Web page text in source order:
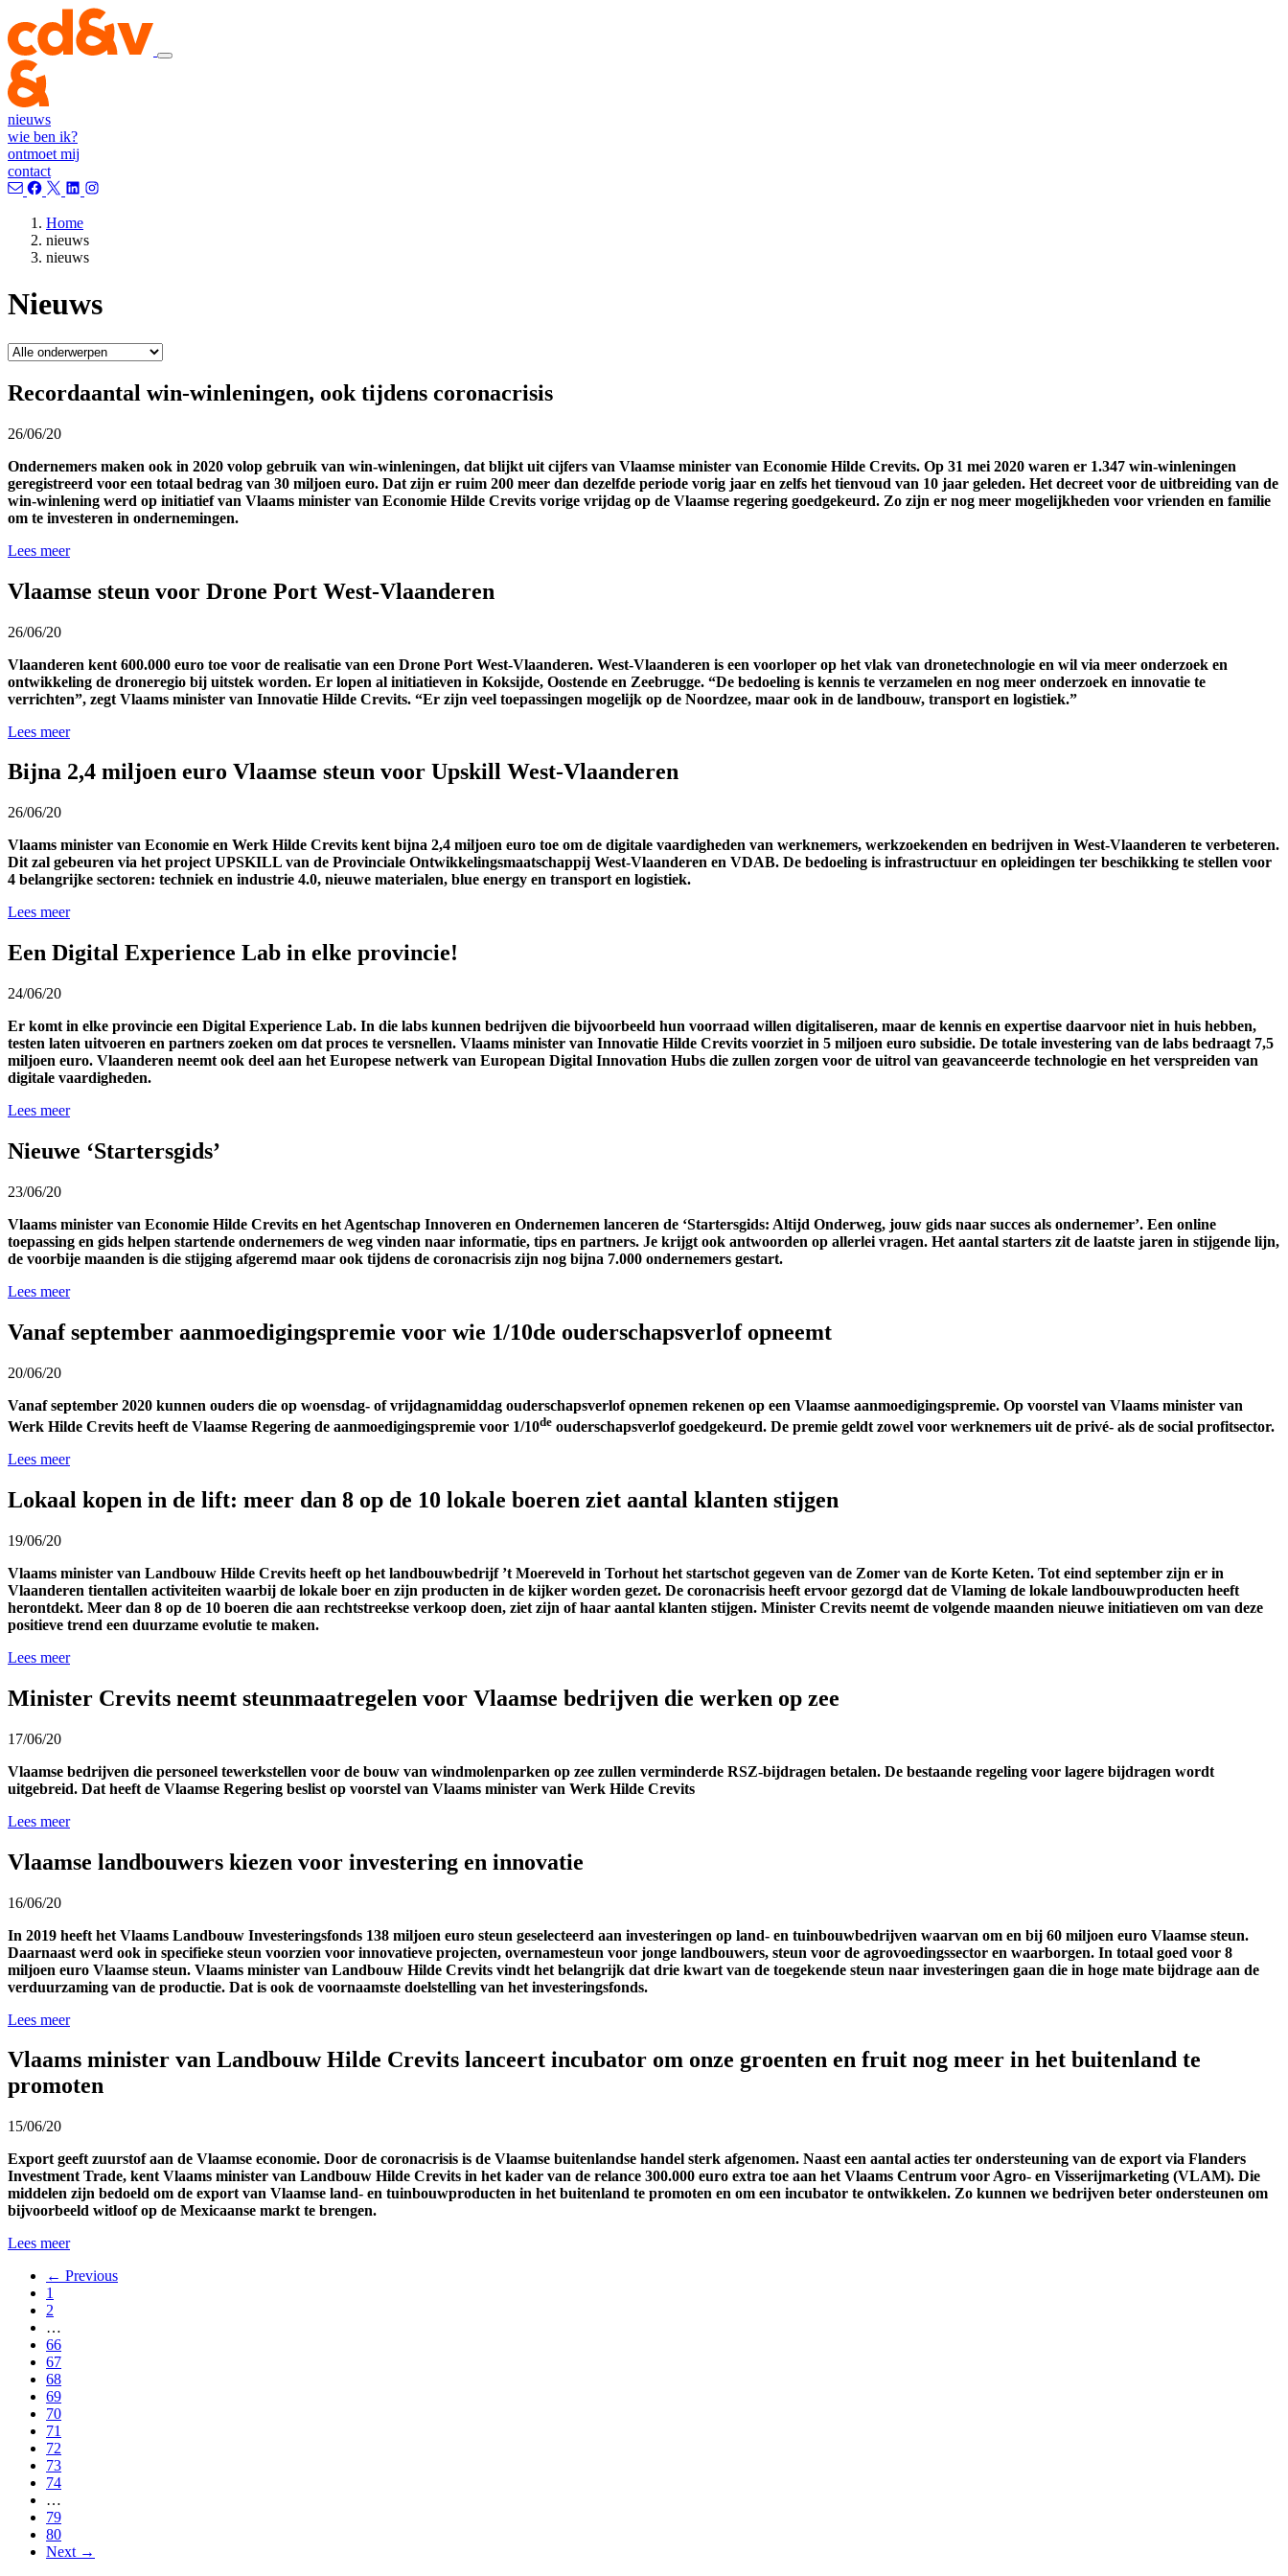
nieuws
wie ben ik?
ontmoet mij
contact
Home
nieuws
nieuws
Nieuws
Recordaantal win-winleningen, ook tijdens coronacrisis
26/06/20
Ondernemers maken ook in 2020 volop gebruik van win-winleningen, dat blijkt uit cijfers van Vlaamse minister van Economie Hilde Crevits. Op 31 mei 2020 waren er 1.347 win-winleningen
geregistreerd voor een totaal bedrag van 30 miljoen euro. Dat zijn er ruim 200 meer dan dezelfde periode vorig jaar en zelfs het tienvoud van 10 jaar geleden. Het decreet voor de uitbreiding van de
win-winlening werd op initiatief van Vlaams minister van Economie Hilde Crevits vorige vrijdag op de Vlaamse regering goedgekeurd. Zo zijn er nog meer mogelijkheden voor vrienden en familie
om te investeren in ondernemingen.
Lees meer
Vlaamse steun voor Drone Port West-Vlaanderen
26/06/20
Vlaanderen kent 600.000 euro toe voor de realisatie van een Drone Port West-Vlaanderen. West-Vlaanderen is een voorloper op het vlak van dronetechnologie en wil via meer onderzoek en
ontwikkeling de droneregio bij uitstek worden. Er lopen al initiatieven in Koksijde, Oostende en Zeebrugge. “De bedoeling is kennis te verzamelen en nog meer onderzoek en innovatie te
verrichten”, zegt Vlaams minister van Innovatie Hilde Crevits. “Er zijn veel toepassingen mogelijk op de Noordzee, maar ook in de landbouw, transport en logistiek.”
Lees meer
Bijna 2,4 miljoen euro Vlaamse steun voor Upskill West-Vlaanderen
26/06/20
Vlaams minister van Economie en Werk Hilde Crevits kent bijna 2,4 miljoen euro toe om de digitale vaardigheden van werknemers, werkzoekenden en bedrijven in West-Vlaanderen te verbeteren.
Dit zal gebeuren via het project UPSKILL van de Provinciale Ontwikkelingsmaatschappij West-Vlaanderen en VDAB. De bedoeling is infrastructuur en opleidingen ter beschikking te stellen voor
4 belangrijke sectoren: techniek en industrie 4.0, nieuwe materialen, blue energy en transport en logistiek.
Lees meer
Een Digital Experience Lab in elke provincie!
24/06/20
Er komt in elke provincie een Digital Experience Lab. In die labs kunnen bedrijven die bijvoorbeeld hun voorraad willen digitaliseren, maar de kennis en expertise daarvoor niet in huis hebben,
testen laten uitvoeren en partners zoeken om dat proces te versnellen. Vlaams minister van Innovatie Hilde Crevits voorziet in 5 miljoen euro subsidie. De totale investering van de labs bedraagt 7,5
miljoen euro. Vlaanderen neemt ook deel aan het Europese netwerk van European Digital Innovation Hubs die zullen zorgen voor de uitrol van geavanceerde technologie en het verspreiden van
digitale vaardigheden.
Lees meer
Nieuwe ‘Startersgids’
23/06/20
Vlaams minister van Economie Hilde Crevits en het Agentschap Innoveren en Ondernemen lanceren de ‘Startersgids: Altijd Onderweg, jouw gids naar succes als ondernemer’. Een online
toepassing en gids helpen startende ondernemers de weg vinden naar informatie, tips en partners. Je krijgt ook antwoorden op allerlei vragen. Het aantal starters zit de laatste jaren in stijgende lijn,
de voorbije maanden is die stijging afgeremd maar ook tijdens de coronacrisis zijn nog bijna 7.000 ondernemers gestart.
Lees meer
Vanaf september aanmoedigingspremie voor wie 1/10de ouderschapsverlof opneemt
20/06/20
Vanaf september 2020 kunnen ouders die op woensdag- of vrijdagnamiddag ouderschapsverlof opnemen rekenen op een Vlaamse aanmoedigingspremie. Op voorstel van Vlaams minister van
Werk Hilde Crevits heeft de Vlaamse Regering de aanmoedigingspremie voor 1/10de ouderschapsverlof goedgekeurd. De premie geldt zowel voor werknemers uit de privé- als de social profitsector.
Lees meer
Lokaal kopen in de lift: meer dan 8 op de 10 lokale boeren ziet aantal klanten stijgen
19/06/20
Vlaams minister van Landbouw Hilde Crevits heeft op het landbouwbedrijf ’t Moereveld in Torhout het startschot gegeven van de Zomer van de Korte Keten. Tot eind september zijn er in
Vlaanderen tientallen activiteiten waarbij de lokale boer en zijn producten in de kijker worden gezet. De coronacrisis heeft ervoor gezorgd dat de Vlaming de lokale landbouwproducten heeft
herontdekt. Meer dan 8 op de 10 boeren die aan rechtstreekse verkoop doen, ziet zijn of haar aantal klanten stijgen. Minister Crevits neemt de volgende maanden nieuwe initiatieven om van deze
positieve trend een duurzame evolutie te maken.
Lees meer
Minister Crevits neemt steunmaatregelen voor Vlaamse bedrijven die werken op zee
17/06/20
Vlaamse bedrijven die personeel tewerkstellen voor de bouw van windmolenparken op zee zullen verminderde RSZ-bijdragen betalen. De bestaande regeling voor lagere bijdragen wordt
uitgebreid. Dat heeft de Vlaamse Regering beslist op voorstel van Vlaams minister van Werk Hilde Crevits
Lees meer
Vlaamse landbouwers kiezen voor investering en innovatie
16/06/20
In 2019 heeft het Vlaams Landbouw Investeringsfonds 138 miljoen euro steun geselecteerd aan investeringen op land- en tuinbouwbedrijven waarvan om en bij 60 miljoen euro Vlaamse steun.
Daarnaast werd ook in specifieke steun voorzien voor innovatieve projecten, overnamesteun voor jonge landbouwers, steun voor de agrovoedingssector en waarborgen. In totaal goed voor 8
miljoen euro Vlaamse steun. Vlaams minister van Landbouw Hilde Crevits vindt het belangrijk dat drie kwart van de toegekende steun naar investeringen gaan die in hoge mate bijdrage aan de
verduurzaming van de productie. Dat is ook de voornaamste doelstelling van het investeringsfonds.
Lees meer
Vlaams minister van Landbouw Hilde Crevits lanceert incubator om onze groenten en fruit nog meer in het buitenland te
promoten
15/06/20
Export geeft zuurstof aan de Vlaamse economie. Door de coronacrisis is de Vlaamse buitenlandse handel sterk afgenomen. Naast een aantal acties ter ondersteuning van de export via Flanders
Investment Trade, kent Vlaams minister van Landbouw Hilde Crevits in het kader van de relance 300.000 euro extra toe aan het Vlaams Centrum voor Agro- en Visserijmarketing (VLAM). Die
middelen zijn bedoeld om de export van Vlaamse land- en tuinbouwproducten in het buitenland te promoten en om een incubator te ontwikkelen. Zo kunnen we bedrijven beter ondersteunen om
bijvoorbeeld witloof op de Mexicaanse markt te brengen.
Lees meer
← Previous
1
2
…
66
67
68
69
70
71
72
73
74
…
79
80
Next →